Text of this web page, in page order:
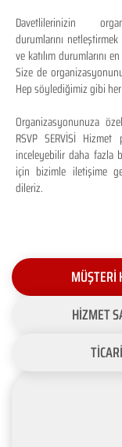
Davetlilerinizin
durumlarını
ve katılım durumlarını
Size de
Hep söylediğimiz gibi
Organizasyonunuza
RSVP SERVİSİ
inceleyebilir daha fazla
için bizimle iletişime
dileriz.
MÜŞTERİ
HİZMET